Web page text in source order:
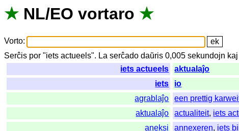
★ NL/EO vortaro ★
Vorto:
Serĉis por "iets actueels". La serĉado daŭris 0,005sekundojn kaj
iets actueels
aktualaĵo
iets
io
agrablaĵo
een prettig
aktualaĵo
actualiteit, iets
aneksi
annexeren, iets